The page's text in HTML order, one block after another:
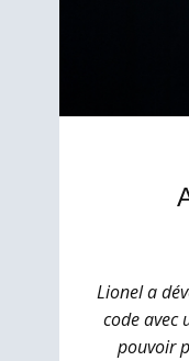
Lionel a
code avec
pouvoir